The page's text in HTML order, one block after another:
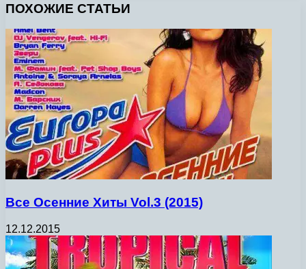
ПОХОЖИЕ СТАТЬИ
Все Осенние Хиты Vol.3 (2015)
12.12.2015